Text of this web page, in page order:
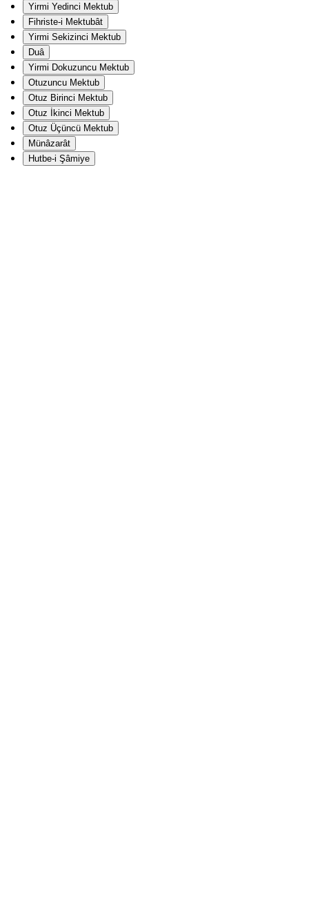
Yirmi Yedinci Mektub
Fihriste-i Mektubât
Yirmi Sekizinci Mektub
Duâ
Yirmi Dokuzuncu Mektub
Otuzuncu Mektub
Otuz Birinci Mektub
Otuz İkinci Mektub
Otuz Üçüncü Mektub
Münâzarât
Hutbe-i Şâmiye